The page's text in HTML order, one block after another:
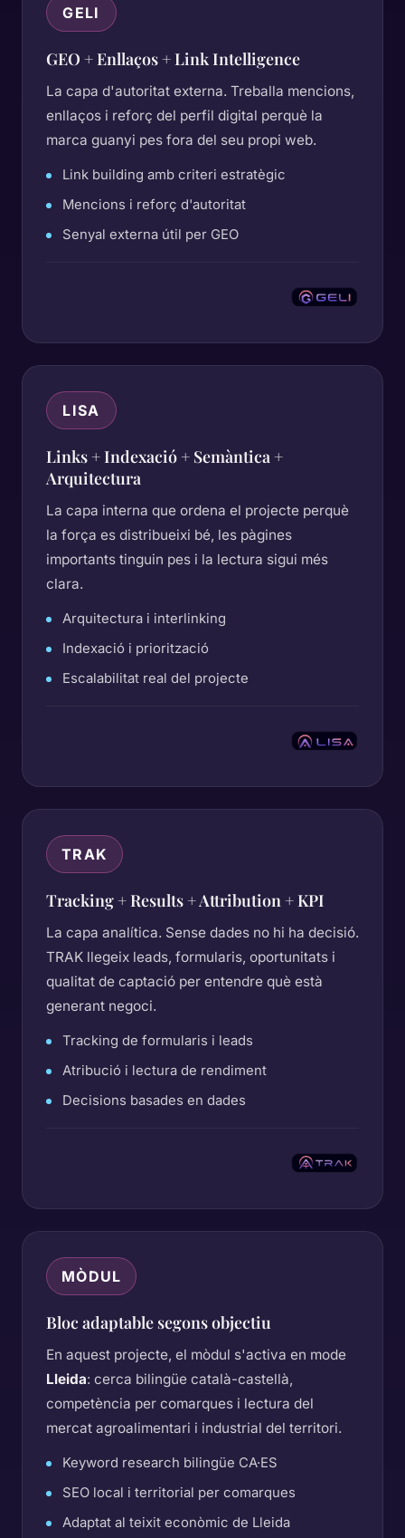
GELI
GEO + Enllaços + Link Intelligence
La capa d'autoritat externa. Treballa mencions,
enllaços i reforç del perfil digital perquè la
marca guanyi pes fora del seu propi web.
Link building amb criteri estratègic
Mencions i reforç d'autoritat
Senyal externa útil per GEO
LISA
Links + Indexació + Semàntica +
Arquitectura
La capa interna que ordena el projecte perquè
la força es distribueixi bé, les pàgines
importants tinguin pes i la lectura sigui més
clara.
Arquitectura i interlinking
Indexació i priorització
Escalabilitat real del projecte
TRAK
Tracking + Results + Attribution + KPI
La capa analítica. Sense dades no hi ha decisió.
TRAK llegeix leads, formularis, oportunitats i
qualitat de captació per entendre què està
generant negoci.
Tracking de formularis i leads
Atribució i lectura de rendiment
Decisions basades en dades
MÒDUL
Bloc adaptable segons objectiu
En aquest projecte, el mòdul s'activa en mode
Lleida: cerca bilingüe català-castellà,
competència per comarques i lectura del
mercat agroalimentari i industrial del territori.
Keyword research bilingüe CA·ES
SEO local i territorial per comarques
Adaptat al teixit econòmic de Lleida